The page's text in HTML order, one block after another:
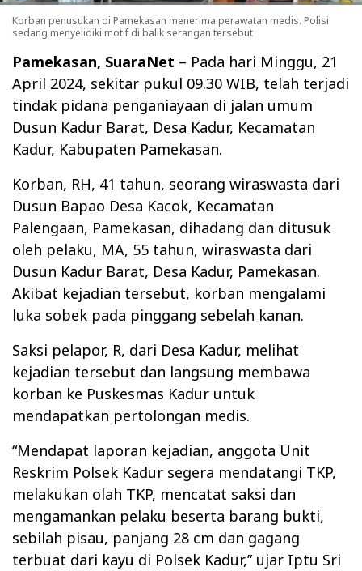
Korban penusukan di Pamekasan menerima perawatan medis. Polisi
sedang menyelidiki motif di balik serangan tersebut
Pamekasan, SuaraNet – Pada hari Minggu, 21
April 2024, sekitar pukul 09.30 WIB, telah terjadi
tindak pidana penganiayaan di jalan umum
Dusun Kadur Barat, Desa Kadur, Kecamatan
Kadur, Kabupaten Pamekasan.
Korban, RH, 41 tahun, seorang wiraswasta dari
Dusun Bapao Desa Kacok, Kecamatan
Palengaan, Pamekasan, dihadang dan ditusuk
oleh pelaku, MA, 55 tahun, wiraswasta dari
Dusun Kadur Barat, Desa Kadur, Pamekasan.
Akibat kejadian tersebut, korban mengalami
luka sobek pada pinggang sebelah kanan.
Saksi pelapor, R, dari Desa Kadur, melihat
kejadian tersebut dan langsung membawa
korban ke Puskesmas Kadur untuk
mendapatkan pertolongan medis.
“Mendapat laporan kejadian, anggota Unit
Reskrim Polsek Kadur segera mendatangi TKP,
melakukan olah TKP, mencatat saksi dan
mengamankan pelaku beserta barang bukti,
sebilah pisau, panjang 28 cm dan gagang
terbuat dari kayu di Polsek Kadur,” ujar Iptu Sri